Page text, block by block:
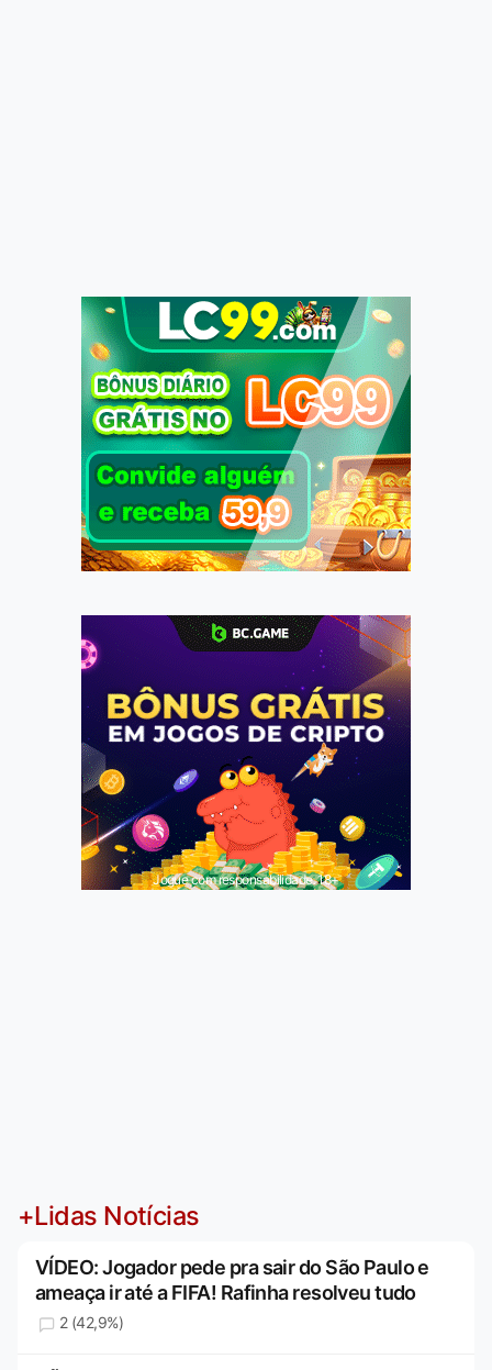
Jogue com responsabilidade. 18+
+Lidas Notícias
VÍDEO: Jogador pede pra sair do São Paulo e
ameaça ir até a FIFA! Rafinha resolveu tudo
2 (42,9%)